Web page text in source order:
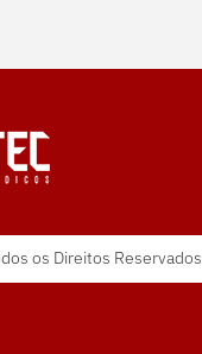
os Direitos Reservados